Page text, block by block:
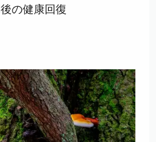
の健康回復